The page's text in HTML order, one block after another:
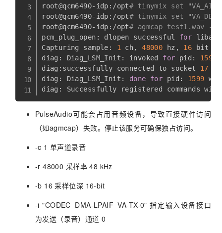
root@qcm6490-idp:/opt# tinymix set
root@qcm6490-idp:/opt# tinymix set
root@qcm6490-idp:/opt# agmcap test1.wav -D
pcm_plug_open: dlopen successful for
Capturing sample: 1 ch, 48000 hz, 16 bit
diag: Diag_LSM_Init: invoked for pid: 1599
diag:successfully connected to socket 17
diag: Diag_LSM_Init: done for pid: 1599
PulseAudio可能会占用音频设备，导致直接硬件访问
（如agmcap）失败。停止该服务可确保独占访问。
-c 1 单声道录音
-r 48000 采样率 48 kHz
-b 16 采样位深 16-bit
-i "CODEC_DMA-LPAIF_VA-TX-0" 指定输入设备接口
为发送（录音）通道 0